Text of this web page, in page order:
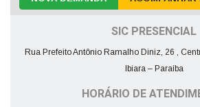
SIC PRESENCIAL
Rua Prefeito Antônio Ramalho Diniz, 26 ,
Ibiara – Paraíba
HORÁRIO DE